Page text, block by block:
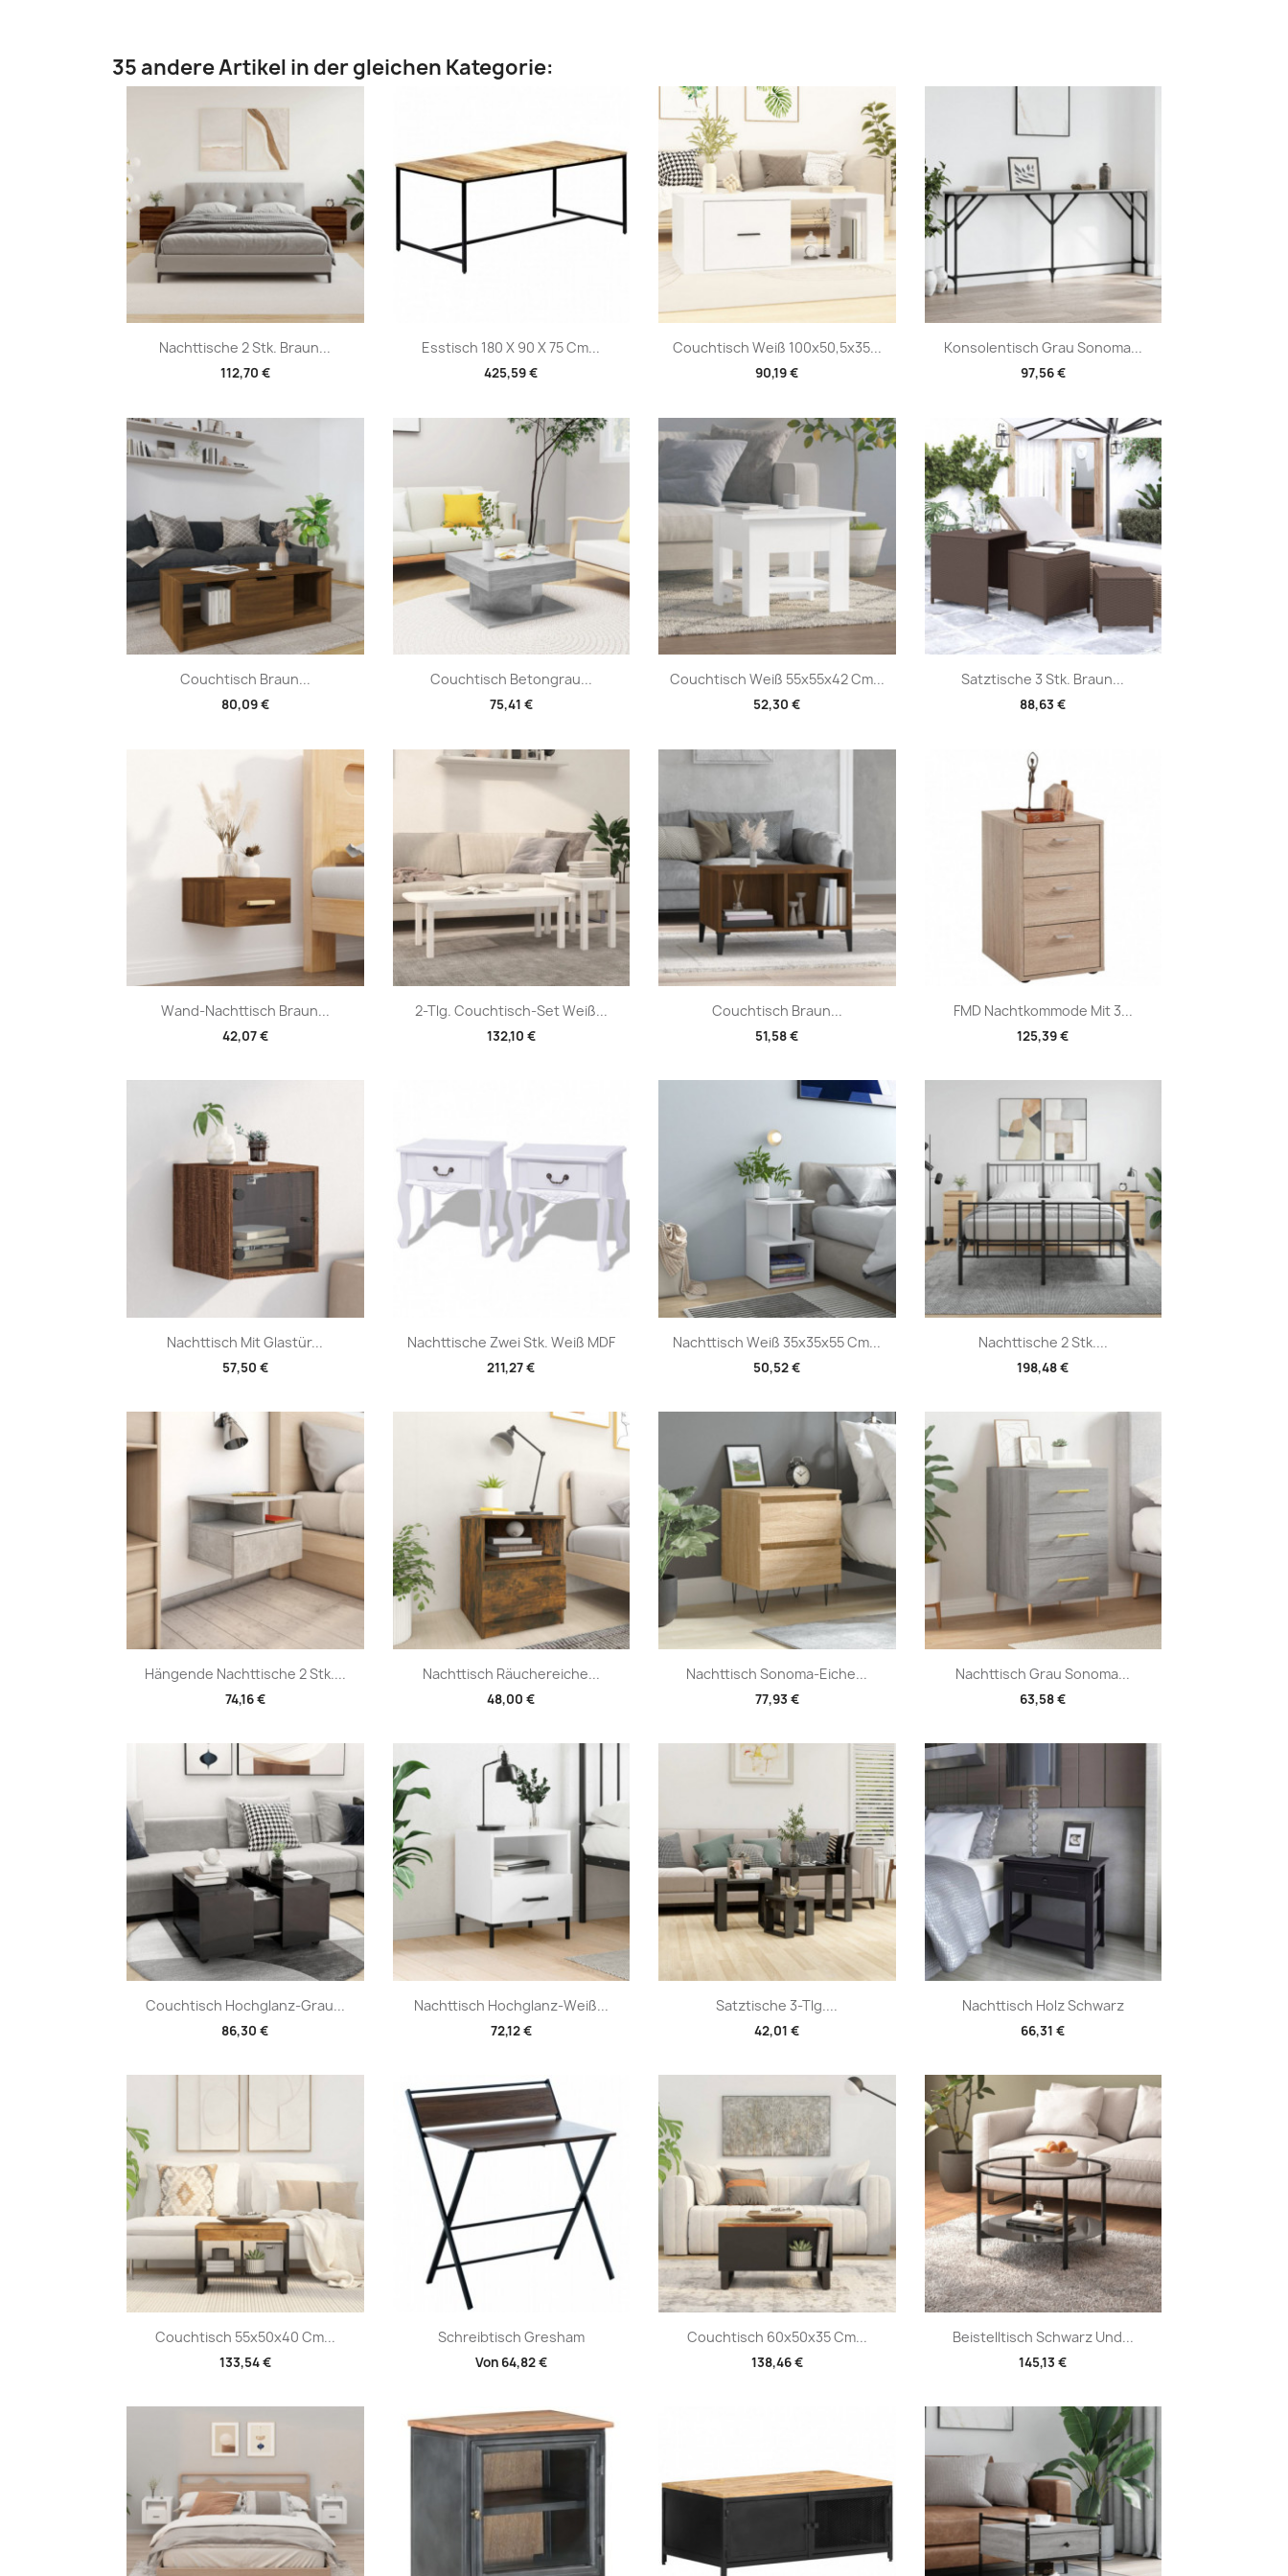
35 andere Artikel in der gleichen Kategorie:
Nachttische 2 Stk. Braun...
112,70 €
Vorschau Esstisch 180 X 90 X 75 Cm...
425,59 €
Vorschau Couchtisch Weiß 100x50,5x35...
90,19 €
Vorschau Konsolentisch Grau Sonoma...
97,56 €
Vorschau
Couchtisch Braun...
80,09 €
Vorschau Couchtisch Betongrau...
75,41 €
Vorschau Couchtisch Weiß 55x55x42 Cm...
52,30 €
Vorschau Satztische 3 Stk. Braun...
88,63 €
Vorschau
Wand-Nachttisch Braun...
42,07 €
Vorschau 2-Tlg. Couchtisch-Set Weiß...
132,10 €
Vorschau Couchtisch Braun...
51,58 €
Vorschau FMD Nachtkommode Mit 3...
125,39 €
Vorschau
Nachttisch Mit Glastür...
57,50 €
Vorschau Nachttische Zwei Stk. Weiß MDF
211,27 €
 Vorschau Nachttisch Weiß 35x35x55 Cm...
50,52 €
Vorschau Nachttische 2 Stk....
198,48 €
Vorschau
Hängende Nachttische 2 Stk....
74,16 €
Vorschau Nachttisch Räuchereiche...
48,00 €
Vorschau Nachttisch Sonoma-Eiche...
77,93 €
Vorschau Nachttisch Grau Sonoma...
63,58 €
Vorschau
Couchtisch Hochglanz-Grau...
86,30 €
 Vorschau Nachttisch Hochglanz-Weiß...
72,12 €
 Vorschau Satztische 3-Tlg....
42,01 €
Vorschau Nachttisch Holz Schwarz
66,31 €
Vorschau
Couchtisch 55x50x40 Cm...
133,54 €
Vorschau Schreibtisch Gresham
Von 64,82 €
Vorschau Couchtisch 60x50x35 Cm...
138,46 €
Vorschau Beistelltisch Schwarz Und...
145,13 €
Vorschau